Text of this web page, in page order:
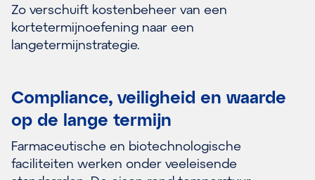
Zo verschuift kostenbeheer van een
kortetermijnoefening naar een
langetermijnstrategie.
Compliance, veiligheid en waarde
op de lange termijn
Farmaceutische en biotechnologische
faciliteiten werken onder veeleisende